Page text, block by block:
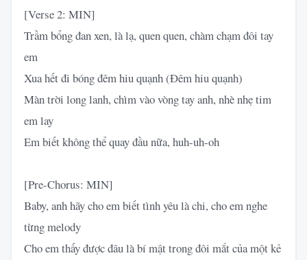
[Verse 2: MIN]
Trầm bổng đan xen, là lạ, quen quen, chàm chạm đôi tay
em
Xua hết đi bóng đêm hiu quạnh (Đêm hiu quạnh)
Màn trời long lanh, chìm vào vòng tay anh, nhè nhẹ tim
em lay
Em biết không thể quay đầu nữa, huh-uh-oh
[Pre-Chorus: MIN]
Baby, anh hãy cho em biết tình yêu là chi, cho em nghe
từng melody
Cho em thấy được đâu là bí mật trong đôi mắt của một kẻ